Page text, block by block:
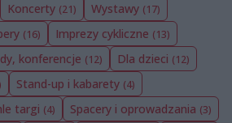
Koncerty (21) Wystawy (17)
(16) Imprezy cykliczne (13)
konferencje (12) Dla dzieci (12)
Stand-up i kabarety (4)
targi (4) Spacery i oprowadzania (3)